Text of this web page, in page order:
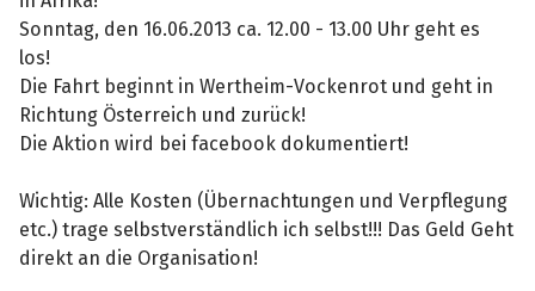
Sonntag, den 16.06.2013 ca. 12.00 - 13.00 Uhr geht es
los!
Die Fahrt beginnt in Wertheim-Vockenrot und geht in
Richtung Österreich und zurück!
Die Aktion wird bei facebook dokumentiert!
Wichtig: Alle Kosten (Übernachtungen und Verpflegung
etc.) trage selbstverständlich ich selbst!!! Das Geld Geht
direkt an die Organisation!